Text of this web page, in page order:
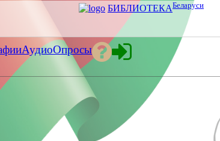
БИБЛИОТЕКАБеларуси
АудиоОпросы